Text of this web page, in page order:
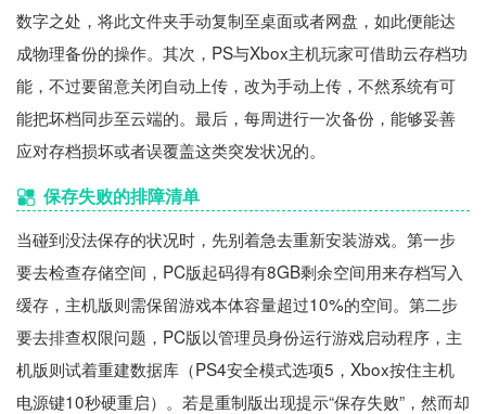
数字之处，将此文件夹手动复制至桌面或者网盘，如此便能达
成物理备份的操作。其次，PS与Xbox主机玩家可借助云存档功
能，不过要留意关闭自动上传，改为手动上传，不然系统有可
能把坏档同步至云端的。最后，每周进行一次备份，能够妥善
应对存档损坏或者误覆盖这类突发状况的。
保存失败的排障清单
当碰到没法保存的状况时，先别着急去重新安装游戏。第一步
要去检查存储空间，PC版起码得有8GB剩余空间用来存档写入
缓存，主机版则需保留游戏本体容量超过10%的空间。第二步
要去排查权限问题，PC版以管理员身份运行游戏启动程序，主
机版则试着重建数据库（PS4安全模式选项5，Xbox按住主机
电源键10秒硬重启）。若是重制版出现提示“保存失败”，然而却